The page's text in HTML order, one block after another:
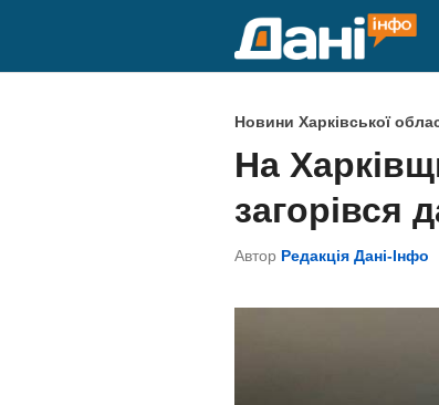
P
o
s
t
i
Новини Харківської
На
загорівся
Автор Редакція Дані-Інфо